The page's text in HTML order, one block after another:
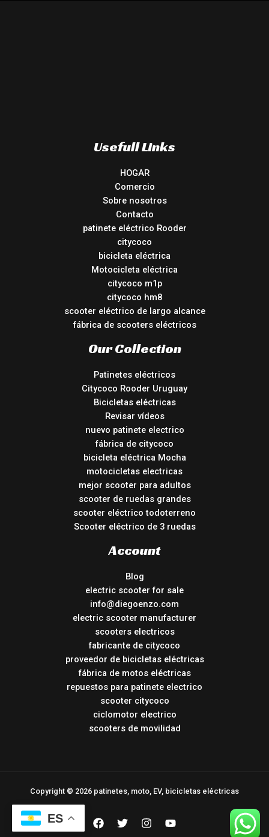
Usefull Links
HOGAR
Comercio
Sobre nosotros
Contacto
patinete eléctrico Rooder
citycoco
bicicleta eléctrica
Motocicleta eléctrica
citycoco m1p
citycoco hm8
scooter eléctrico de largo alcance
fábrica de scooters eléctricos
Our Collection
Patinetes eléctricos
Citycoco Rooder Uruguay
Bicicletas eléctricas
Revisar vídeos
nuevo patinete electrico
fábrica de citycoco
bicicleta eléctrica Mocha
motocicletas electricas
mejor scooter para adultos
scooter de ruedas grandes
scooter eléctrico todoterreno
Scooter eléctrico de 3 ruedas
Account
Blog
electric scooter for sale
info@diegoenzo.com
electric scooter manufacturer
scooters electricos
fabricante de citycoco
proveedor de bicicletas eléctricas
fábrica de motos eléctricas
repuestos para patinete electrico
scooter citycoco
ciclomotor electrico
scooters de movilidad
Copyright © 2026 patinetes, moto, EV, bicicletas eléctricas
ES